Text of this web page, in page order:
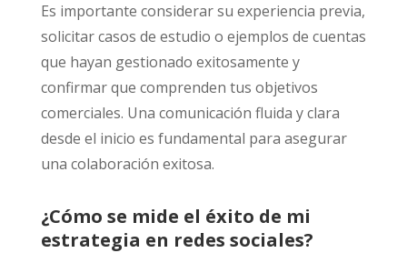
Es importante considerar su experiencia previa,
solicitar casos de estudio o ejemplos de cuentas
que hayan gestionado exitosamente y
confirmar que comprenden tus objetivos
comerciales. Una comunicación fluida y clara
desde el inicio es fundamental para asegurar
una colaboración exitosa.
¿Cómo se mide el éxito de mi
estrategia en redes sociales?